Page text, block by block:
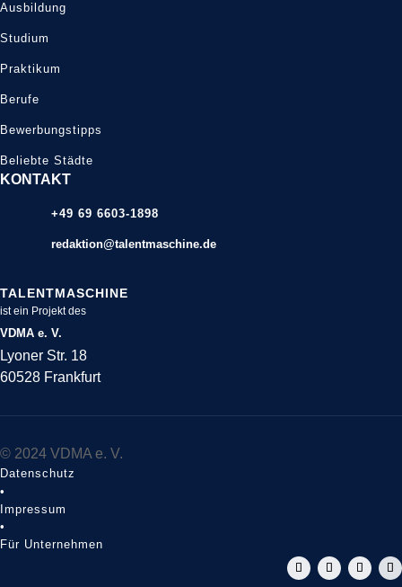
Ausbildung
Studium
Praktikum
Berufe
Bewerbungstipps
Beliebte Städte
KONTAKT
+49 69 6603-1898
redaktion@talentmaschine.de
TALENTMASCHINE
ist ein Projekt des
VDMA e. V.
Lyoner Str. 18
60528 Frankfurt
© 2024 VDMA e. V.
Datenschutz
•
Impressum
•
Für Unternehmen